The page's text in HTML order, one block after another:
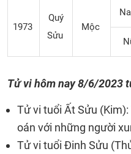
1973
Quý
Sửu
Mộc
Tử vi hôm nay 8/6/2023
Tử vi tuổi Ất Sửu
oán với những người
Tử vi tuổi Đinh Sửu